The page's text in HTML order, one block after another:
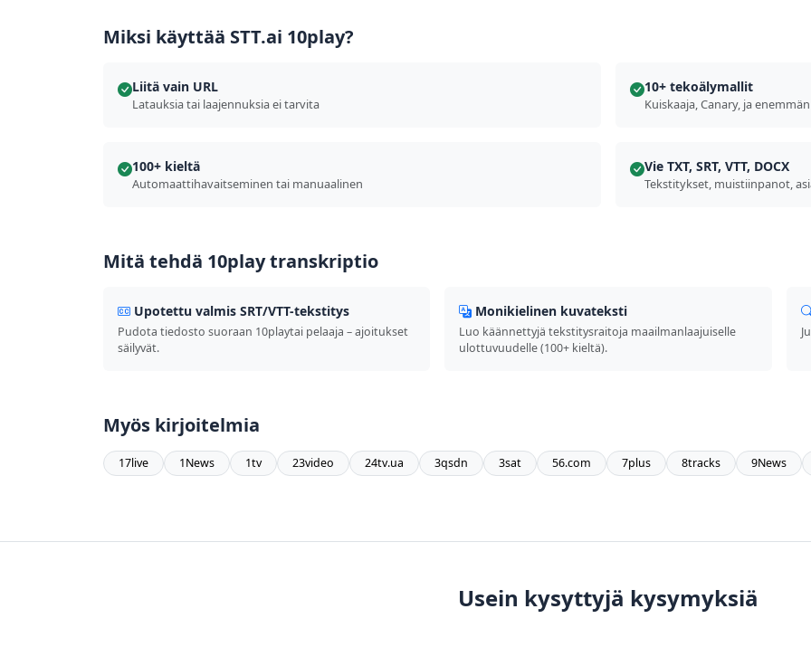
Miksi käyttää STT.ai 10play?
Liitä vain URL
Latauksia tai laajennuksia ei tarvita
10+ tekoälymallit
Kuiskaaja, Canary, ja enemmän
100+ kieltä
Automaattihavaitseminen tai manuaalinen
Vie TXT, SRT, VTT, DOCX
Tekstitykset, muistiinpanot,
Mitä tehdä 10play transkriptio
Upotettu valmis SRT/VTT-tekstitys
Pudota tiedosto suoraan 10playtai pelaaja – ajoitukset
säilyvät.
Monikielinen kuvateksti
Luo käännettyjä tekstitysraitoja maailmanlaajuiselle
ulottuvuudelle (100+ kieltä).
Myös kirjoitelmia
17live 1News 1tv 23video 24tv.ua 3qsdn 3sat 56.com 7plus 8tracks 9News
Usein kysyttyjä kysymyksiä